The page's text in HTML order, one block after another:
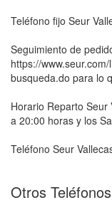
Teléfono fijo Seur
Seguimiento de
https://
busqueda.do para lo
Horario Reparto
a 20:00 horas y los
Teléfono Seur
Otros